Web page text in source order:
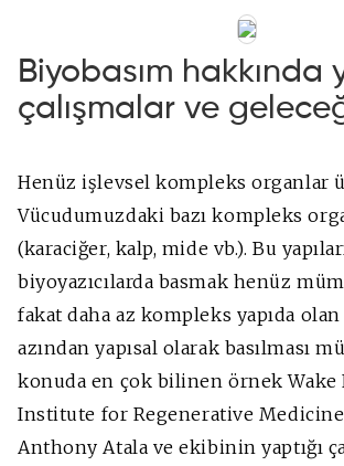
Biyobasım hakkında
çalışmalar ve
Henüz işlevsel kompleks organlar
Vücudumuzdaki bazı kompleks
(karaciğer, kalp, mide vb.). Bu
biyoyazıcılarda basmak henüz
fakat daha az kompleks yapıda
azından yapısal olarak basılması
konuda en çok bilinen örnek Wake
Institute for Regenerative
Anthony Atala ve ekibinin yaptığı